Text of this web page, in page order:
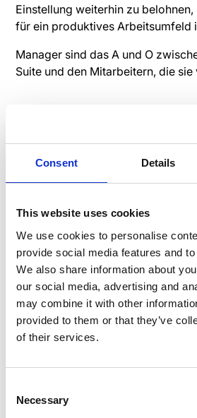
Consent Details
This website uses cookies
We use cookies to personalise
provide social media features and
We also share information about
our social media, advertising and
may combine it with other
provided to them or that they’ve
of their services.
Selection
Necessary
Einstellung weiterhin zu
für ein produktives Arbeitsumfeld
Manager sind das A und O
Suite und den Mitarbeitern, die
Das mag ein bisschen
amerikanischen Kultur hören wir
Welt, wie Google, fördern und
Pausen/Ferien.